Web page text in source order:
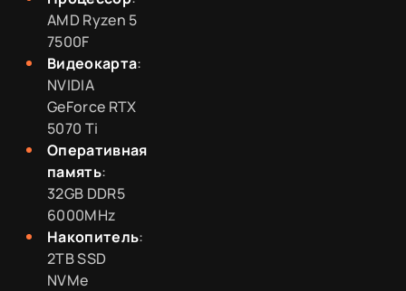
AMD Ryzen 5
7500F
Видеокарта:
NVIDIA
GeForce RTX
5070 Ti
Оперативная
память:
32GB DDR5
6000MHz
Накопитель:
2TB SSD
NVMe